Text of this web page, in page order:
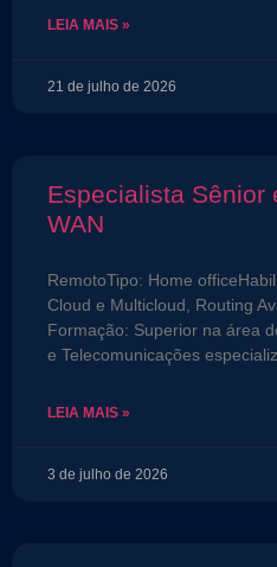
LEIA MAIS »
21 de julho de 2026
Especialista Sênior
WAN
RemotoTipo: Home
Cloud e Multicloud, Routing
Formação: Superior na área
e Telecomunicações
LEIA MAIS »
3 de julho de 2026